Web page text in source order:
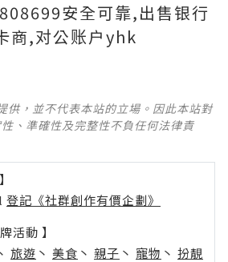
安全可靠,出售银行
商,对公账户yhk
供，並不代表本站的立場。因此本站對
、準確性及完整性不負任何法律責
登記《社群創作有價企劃》
活動 】
旅遊 丶 美食 丶 親子 丶 寵物 丶 扮靚